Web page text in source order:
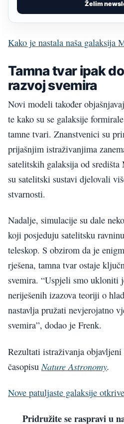
Želim
Kako je nastala naša galaksija
Tamna tvar ipak
razvoj svemira
Novi modeli također
te kako su se galaksije
tamne tvari. Znanstvenici su
prijašnjim istraživanjima
satelitskih galaksija od središta
su satelitski sustavi djelovali
stvarnosti.
Nadalje, simulacije su dale
koji posjeduju satelitsku
teleskop. S obzirom da je
rješena, tamna tvar ostaje
svemira. “Uspjeli smo ukloniti
neriješenih izazova teoriji o
nastavlja pružati nevjerojatno
svemira”, dodao je Frenk.
Rezultati istraživanja objavljeni
časopisu Nature Astronomy.
Nove patuljaste galaksije
Pridružite se raspravi u